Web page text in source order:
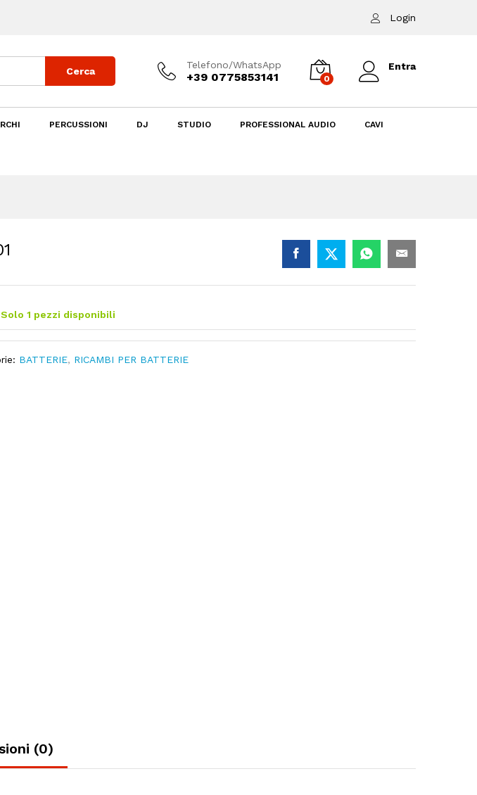
Login
Cerca
Telefono/WhatsApp
+39 0775853141 0
Entra
PERCUSSIONI DJ STUDIO PROFESSIONAL AUDIO CAVI
Solo 1 pezzi disponibili
BATTERIE, RICAMBI PER BATTERIE
(0)
Aggiungi al carrello